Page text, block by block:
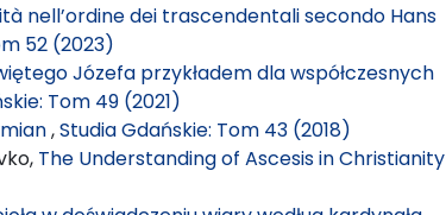
nell’ordine dei trascendentali secondo Hans
52 (2023)
Józefa przykładem dla współczesnych
Tom 49 (2021)
,Studia Gdańskie: Tom 43 (2018)
The Understanding of Ascesis in Christianity